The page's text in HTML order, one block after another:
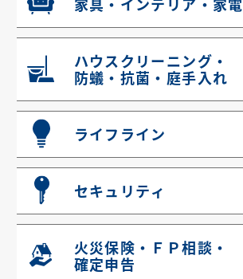
家具・インテリア・家電
ハウスクリーニング・
防蟻・抗菌・庭手入れ
ライフライン
セキュリティ
火災保険・ＦＰ相談・
確定申告